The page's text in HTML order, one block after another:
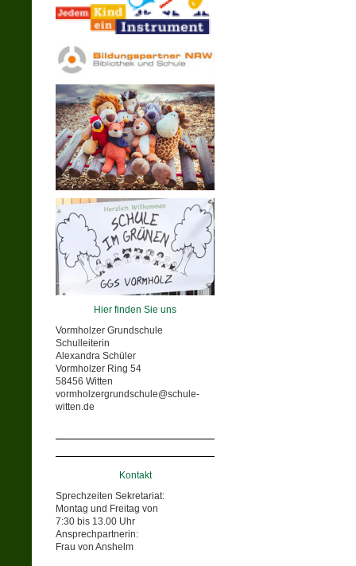
Hier finden Sie uns
Vormholzer Grundschule
Schulleiterin
Alexandra Schüler
Vormholzer Ring 54
58456 Witten
vormholzergrundschule@schule-
witten.de
Kontakt
Sprechzeiten Sekretariat:
Montag und Freitag von
7:30 bis 13.00 Uhr
Ansprechpartnerin:
Frau von Anshelm